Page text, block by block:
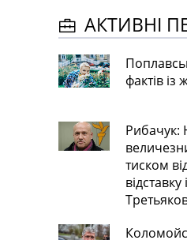
АКТИВНІ
фактів із
Рибачук:
тиском